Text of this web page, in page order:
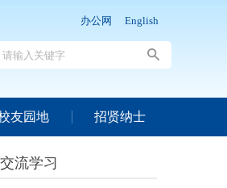
办公网 English
友园地 招贤纳士
流学习